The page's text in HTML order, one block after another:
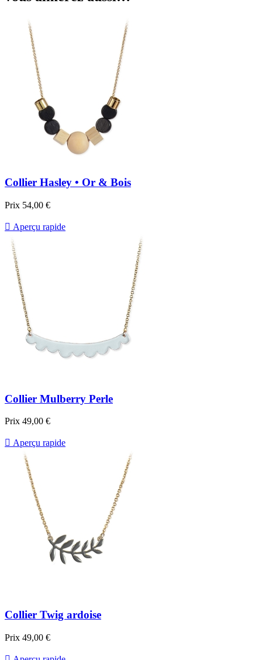
Collier Hasley • Or & Bois
Prix 54,00 €
 Aperçu rapide
Collier Mulberry Perle
Prix 49,00 €
 Aperçu rapide
Collier Twig ardoise
Prix 49,00 €